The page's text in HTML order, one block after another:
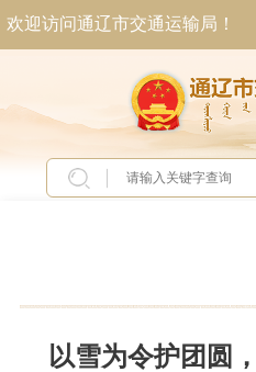
欢迎访问通辽市交通运输局！
以雪为令护团圆